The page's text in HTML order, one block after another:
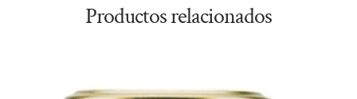
Productos relacionados